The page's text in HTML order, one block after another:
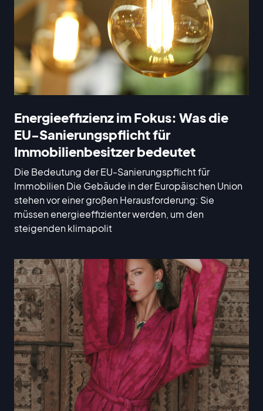
Energieeffizienz im Fokus: Was die
EU-Sanierungspflicht für
Immobilienbesitzer bedeutet
Die Bedeutung der EU-Sanierungspflicht für
Immobilien Die Gebäude in der Europäischen Union
stehen vor einer großen Herausforderung: Sie
müssen energieeffizienter werden, um den
steigenden klimapolit